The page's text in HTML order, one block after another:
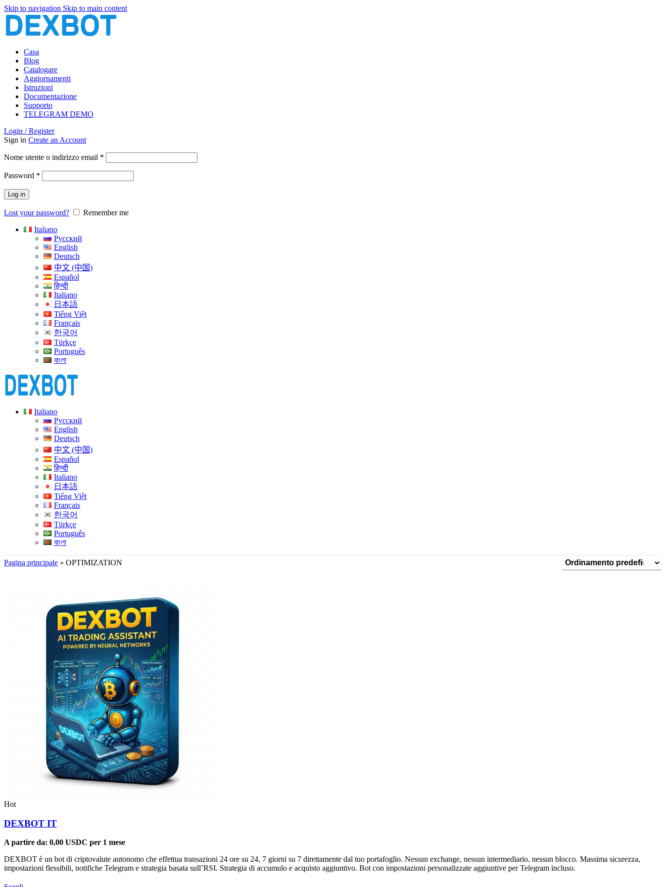
Skip to navigation Skip to main content
Casa
Blog
Catalogare
Aggiornamenti
Istruzioni
Documentazione
Supporto
TELEGRAM DEMO
Login / Register
Sign in Create an Account
Nome utente o indirizzo email *
Password *
Log in
Lost your password?
Remember me
Italiano
Русский
English
Deutsch
中文 (中国)
Español
हिन्दी
Italiano
日本語
Tiếng Việt
Français
한국어
Türkçe
Português
বাংলা
Italiano
Русский
English
Deutsch
中文 (中国)
Español
हिन्दी
Italiano
日本語
Tiếng Việt
Français
한국어
Türkçe
Português
বাংলা
Pagina principale » OPTIMIZATION
Hot
DEXBOT IT
A partire da: 0,00 USDC per 1 mese
DEXBOT è un bot di criptovalute autonomo che effettua transazioni 24 ore su 24, 7 giorni su 7 direttamente dal tuo portafoglio. Nessun exchange, nessun intermediario, nessun blocco. Massima sicurezza,
impostazioni flessibili, notifiche Telegram e strategia basata sull’RSI. Strategia di accumulo e acquisto aggiuntivo. Bot con impostazioni personalizzate aggiuntive per Telegram incluso.